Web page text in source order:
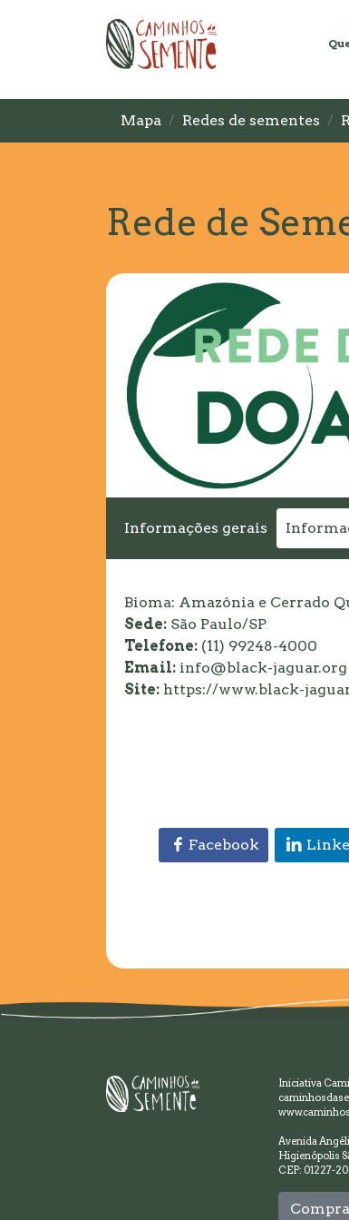
Mapa Redes de sementes
Rede de
Informações gerais
Bioma: Amazônia e Cerrado
Sede: São Paulo/SP
Telefone: (11) 99248-4000
Email: info@black-jaguar.org
Site: https://www.black-
Facebook
Iniciativa
Avenida
Higienópolis
CEP: 01227-